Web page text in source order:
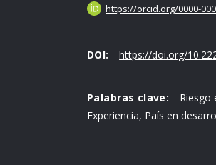
https://orcid.org/0000-
DOI: https://doi.org/
Palabras clave:
Riesgo
Experiencia, País en